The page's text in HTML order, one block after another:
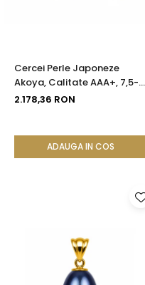
Cercei Perle Japoneze
Akoya, Calitate AAA+, 7,5-8
mm și Aur Galben 14K |
2.178,36 RON
ADAUGA IN COS